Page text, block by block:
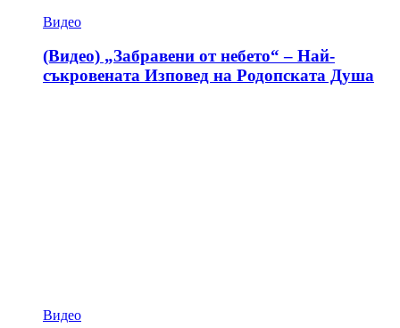
Видео
(Видео) „Забравени от небето“ – Най-
съкровената Изповед на Родопската Душа
Видео